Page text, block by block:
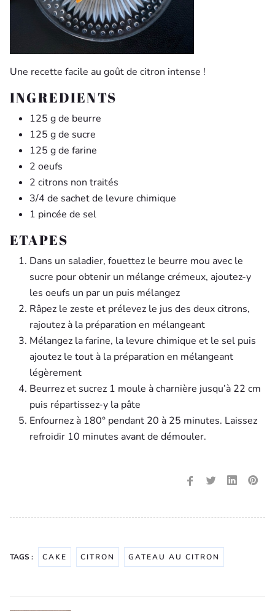
Une recette facile au goût de citron intense !
INGREDIENTS
125 g de beurre
125 g de sucre
125 g de farine
2 oeufs
2 citrons non traités
3/4 de sachet de levure chimique
1 pincée de sel
ETAPES
Dans un saladier, fouettez le beurre mou avec le
sucre pour obtenir un mélange crémeux, ajoutez-y
les oeufs un par un puis mélangez
Râpez le zeste et prélevez le jus des deux citrons,
rajoutez à la préparation en mélangeant
Mélangez la farine, la levure chimique et le sel puis
ajoutez le tout à la préparation en mélangeant
légèrement
Beurrez et sucrez 1 moule à charnière jusqu’à 22 cm
puis répartissez-y la pâte
Enfournez à 180° pendant 20 à 25 minutes. Laissez
refroidir 10 minutes avant de démouler.
TAGS : CAKE CITRON GATEAU AU CITRON